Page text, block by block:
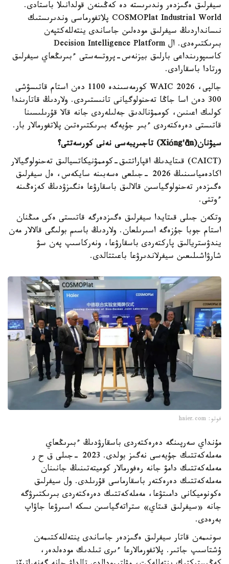
سيفرلىق ەگىزدەر وندىرىستە دە كەڭىنەن قولدانىلا باستادى.
COSMOPlat Industrial World پلاتفورماسى وندىرىستىك
نىسانداردىڭ سيفرلىق مودەلىن جاساندى ينتەللەكتپەن
بىرىكتىرەدى. ال Decision Intelligence Platform
كاسىپورىنداعى بارلىق بيزنەس-پروتسەستى ءبىرىڭعاي سيفرلىق
ورتادا باسقارادى.
جالپى، WAIC 2026 كورمەسىندە 1100 دەن استام قاتىسۋشى
300 دەن اسا جاڭا تەحنولوگيانى تانىستىردى. ولاردىڭ قاتارىندا
كولىك اعىنىن، كوممۋنالدىق جەلىلەردى جانە قالا قۇرىلىسىنا
قاتىستى دەرەكتەردى ءبىر جۇيەگە بىرىكتىرەتىن پلاتفورمالار بار.
سيۋنان(
Xióng'ān
) تاجىريبەسى نەنى كورسەتتى؟
(CAICT) قىتايدىڭ اقپاراتتىق-كوممۋنيكاتسيالىق تەحنولوگيالار
اكادەمياسىنىڭ 2026 -جىلعى ەسەبىنە سايكەس، ەل سيفرلىق
ەگىزدەر تەحنولوگياسىن قالالىق باسقارۋعا ەنگىزۋدىڭ كەزەڭىنە
ءوتتى.
وتكەن جىلى قىتايدا سيفرلىق ەگىزدەرگە قاتىستى ەكى مىڭنان
استام جوبا جۇزەگە اسىرىلعان. ولاردىڭ باسىم بولىگى قالالار مەن
يندۋستريالىق پاركتەردى باسقارۋعا، ونەركاسىپ پەن سۋ
شارۋاشىلىعىن سيفرلاندىرۋعا باعىتتالدى.
فوتو: haier.com
مۇنداي سەرپىنگە دەرەكتەردى باسقارۋدىڭ ءبىرىڭعاي
مەملەكەتتىك جۇيەسى نەگىز بولدى. 2023 -جىلى ق ح ر
مەملەكەتتىك دامۋ جانە رەفورمالار كوميتەتىنىڭ جانىنان
مەملەكەتتىك دەرەكتەر باسقارماسى قۇرىلدى. ول سيفرلىق
ەكونوميكانى دامىتۋعا، مەملەكەتتىك دەرەكتەردى بىرىكتىرۋگە
جانە «سيفرلىق قىتاي» ستراتەگياسىن ىسكە اسىرۋعا جاۋاپ
بەرەدى.
سونىمەن قاتار سيفرلىق ەگىزدەر جاساندى ينتەللەكتىمەن
ۇشتاسىپ جاتىر. پلاتفورمالارعا ءىرى تىلدىك مودەلدەر،